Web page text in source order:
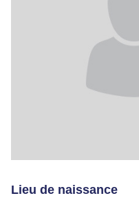
Lieu de naissance